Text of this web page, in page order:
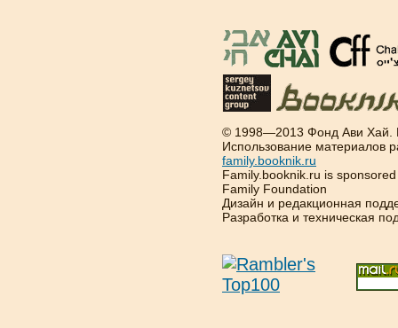
© 1998—2013 Фонд Ави Хай.
Использование материалов
family.booknik.ru
Family.booknik.ru is
Family Foundation
Дизайн и редакционная
Разработка и техническая